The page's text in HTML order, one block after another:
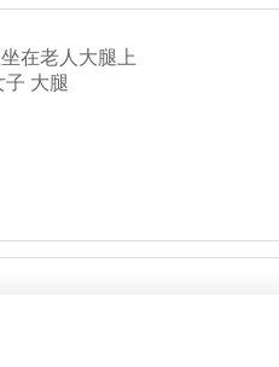
在老人大腿上
子 大腿